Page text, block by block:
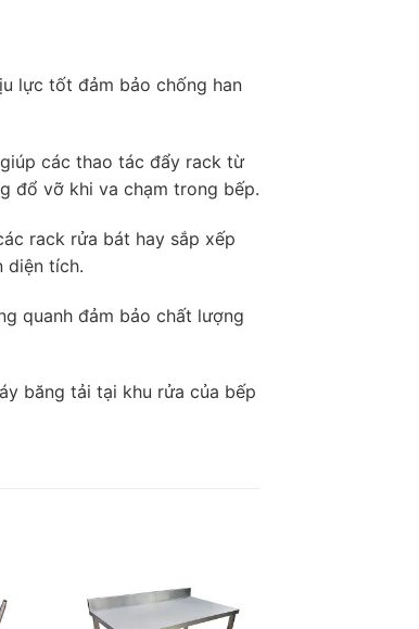
lực tốt đảm bảo chống han
các thao tác đẩy rack từ
đổ vỡ khi va chạm trong bếp.
rack rửa bát hay sắp xếp
diện tích.
quanh đảm bảo chất lượng
băng tải tại khu rửa của bếp